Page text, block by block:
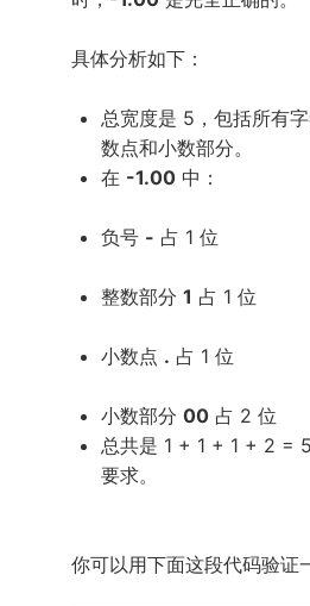
具体分析如下：
总宽度是 5，包括所有
数点和小数部分。
在 -1.00 中：
负号 - 占 1 位
整数部分 1 占 1 位
小数点 . 占 1 位
小数部分 00 占 2 位
总共是 1 + 1 + 1 + 2 =
要求。
你可以用下面这段代码验证